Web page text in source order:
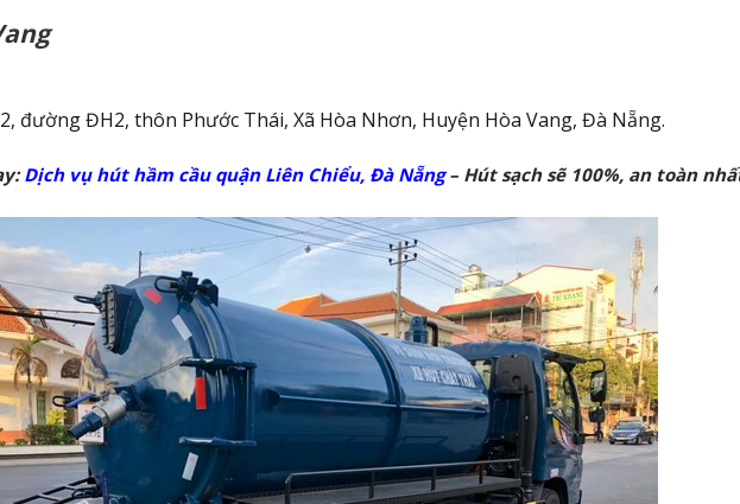
đường ĐH2, thôn Phước Thái, Xã Hòa Nhơn, Huyện Hòa Vang, Đà Nẵng.
Dịch vụ hút hầm cầu quận Liên Chiểu, Đà Nẵng– Hút sạch sẽ 100%, an toàn